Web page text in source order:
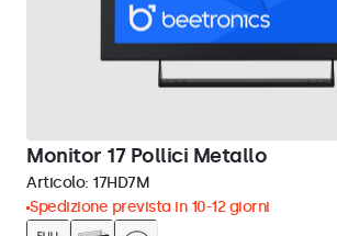
Monitor 17 Pollici Metallo
Articolo: 17HD7M
Spedizione prevista in 10-12 giorni